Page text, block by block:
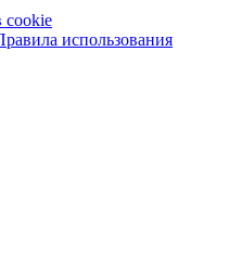
cookie
использования